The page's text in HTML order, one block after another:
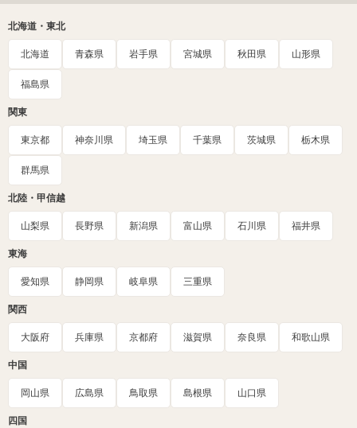
北海道・東北
北海道 青森県 岩手県 宮城県 秋田県 山形県
福島県
関東
東京都 神奈川県 埼玉県 千葉県 茨城県 栃木県
群馬県
北陸・甲信越
山梨県 長野県 新潟県 富山県 石川県 福井県
東海
愛知県 静岡県 岐阜県 三重県
関西
大阪府 兵庫県 京都府 滋賀県 奈良県 和歌山県
中国
岡山県 広島県 鳥取県 島根県 山口県
四国